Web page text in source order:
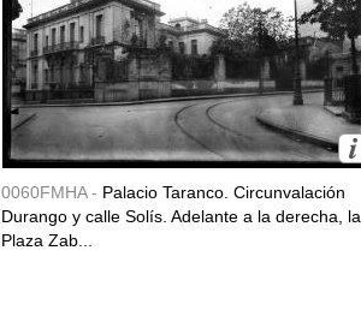
0060FMHA - Palacio Taranco. Circunvalación
Durango y calle Solís. Adelante a la derecha, la
Plaza Zab...